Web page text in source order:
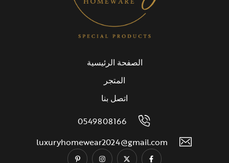
الصفحة الرئيسية
المتجر
اتصل بنا
0549808166
luxuryhomewear2024@gmail.com